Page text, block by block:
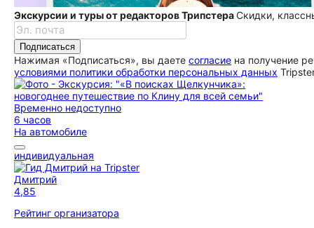
Экскурсии и туры от редакторов ТрипстераСкидки,
Подписаться
Нажимая «Подписаться», вы даете согласие на получение
условиями политики обработки персональных данных
Временно недоступно
6 часов
На автомобиле
индивидуальная
Дмитрий
4,85
Рейтинг организатора